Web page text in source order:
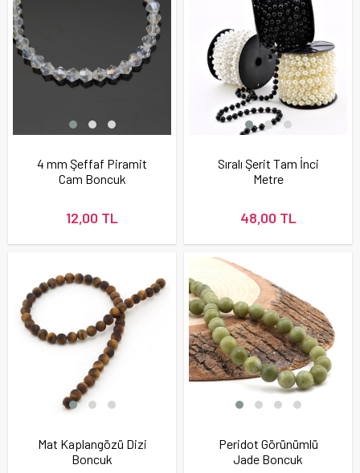
4 mm Şeffaf Piramit
Cam Boncuk
12,00 TL
Sıralı Şerit Tam İnci
Metre
48,00 TL
Mat Kaplangözü Dizi
Boncuk
Peridot Görünümlü
Jade Boncuk